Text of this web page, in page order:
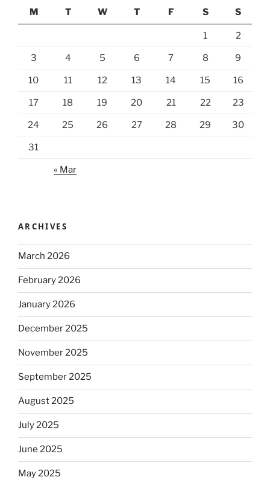
M
T W T F S S
1 2
3 4 5 6 7 8 9
10 11 12 13 14 15 16
17 18 19 20 21 22 23
24 25 26 27 28 29 30
31
« Mar
ARCHIVES
March 2026
February 2026
January 2026
December 2025
November 2025
September 2025
August 2025
July 2025
June 2025
May 2025